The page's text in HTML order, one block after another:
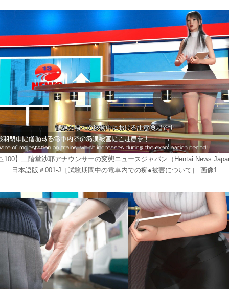
】二階堂沙耶アナウンサーの変態ニュースジャパン（Hentai News
日本語版＃001-J［試験期間中の電車内での痴●被害について］ 画像1